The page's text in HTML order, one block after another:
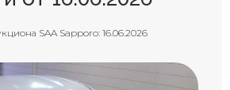
SAA Sapporo: 16.06.2026